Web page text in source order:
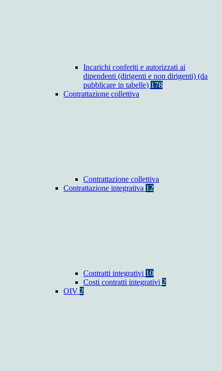
Incarichi conferiti e autorizzati ai
dipendenti (dirigenti e non dirigenti) (da
pubblicare in tabelle) 178
Contrattazione collettiva
Contrattazione collettiva
Contrattazione integrativa 12
Contratti integrativi 10
Costi contratti integrativi 2
OIV 2